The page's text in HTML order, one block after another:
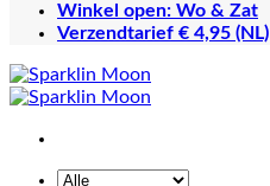
Winkel open: Wo & Zat
Verzendtarief € 4,95 (NL)